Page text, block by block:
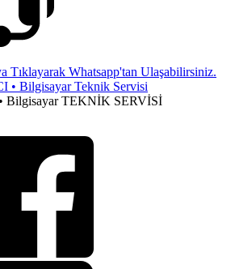
Tıklayarak Whatsapp'tan Ulaşabilirsiniz.
Bilgisayar TEKNİK SERVİSİ